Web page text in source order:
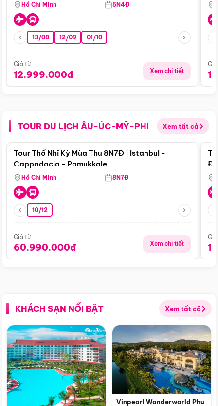
Hồ Chí Minh 5N4Đ
13/08 12/09 01/10
Giá từ:
12.999.000đ Xem chi tiết
TOUR DU LỊCH ÂU-ÚC-MỸ-PHI Xem tất cả
Điểm nổi bật
Tour Thổ Nhĩ Kỳ Mùa Thu 8N7Đ | Istanbul -
Cappadocia - Pamukkale
Hồ Chí Minh 8N7Đ
10/12
Giá từ:
60.990.000đ Xem chi tiết
KHÁCH SẠN NỔI BẬT Xem tất cả
Vinpearl Wonderworld Phu